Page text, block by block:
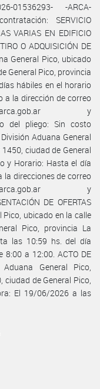
01536293- -ARCA-
SERVICIO
VARIAS EN EDIFICIO
O ADQUISICIÓN DE
General Pico, ubicado
General Pico, provincia
hábiles en el horario
a la dirección de correo
y
del pliego: Sin costo
División Aduana General
ciudad de General
y Horario: Hasta el día
direcciones de correo
y
DE OFERTAS
ubicado en la calle
Pico, provincia La
las 10:59 hs. del día
a 12:00. ACTO DE
General Pico,
de General Pico,
El 19/06/2026 a las